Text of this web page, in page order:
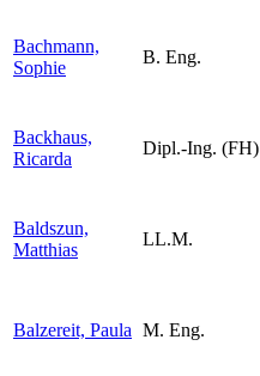
Bachmann,
Sophie
B. Eng.
Backhaus,
Ricarda
Dipl.-Ing. (FH)
Baldszun,
Matthias
LL.M.
Balzereit, Paula M. Eng.